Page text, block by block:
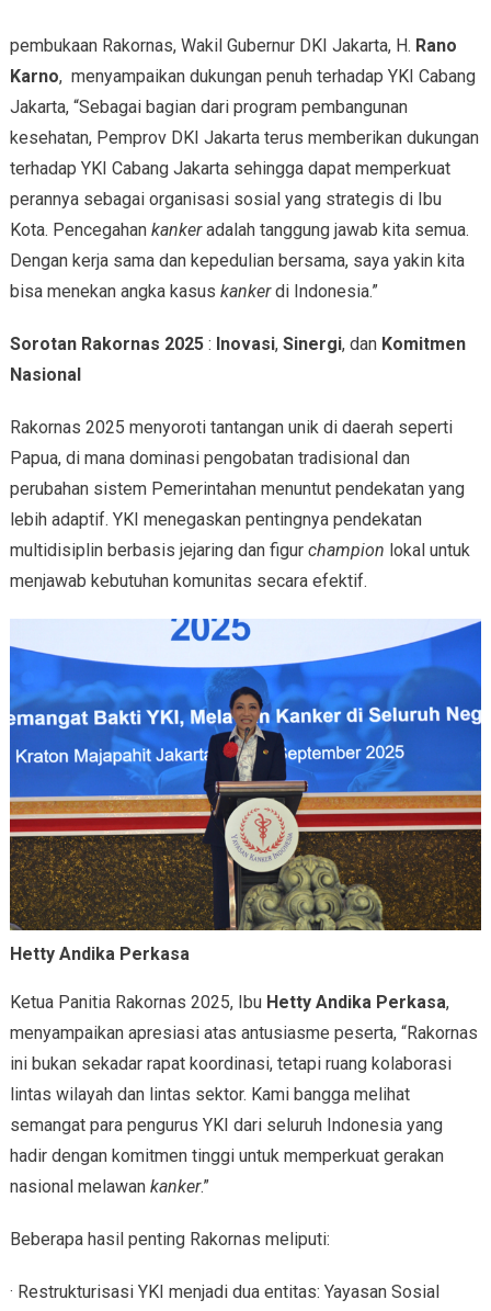
pembukaan Rakornas, Wakil Gubernur DKI Jakarta, H. Rano
Karno, menyampaikan dukungan penuh terhadap YKI Cabang
Jakarta, “Sebagai bagian dari program pembangunan
kesehatan, Pemprov DKI Jakarta terus memberikan dukungan
terhadap YKI Cabang Jakarta sehingga dapat memperkuat
perannya sebagai organisasi sosial yang strategis di Ibu
Kota. Pencegahan kankeradalah tanggung jawab kita semua.
Dengan kerja sama dan kepedulian bersama, saya yakin kita
bisa menekan angka kasus kankerdi Indonesia.”
Sorotan Rakornas 2025 : Inovasi, Sinergi, dan Komitmen
Nasional
Rakornas 2025 menyoroti tantangan unik di daerah seperti
Papua, di mana dominasi pengobatan tradisional dan
perubahan sistem Pemerintahan menuntut pendekatan yang
lebih adaptif. YKI menegaskan pentingnya pendekatan
multidisiplin berbasis jejaring dan figur champion lokal untuk
menjawab kebutuhan komunitas secara efektif.
Hetty Andika Perkasa
Ketua Panitia Rakornas 2025, Ibu Hetty Andika Perkasa,
menyampaikan apresiasi atas antusiasme peserta, “Rakornas
ini bukan sekadar rapat koordinasi, tetapi ruang kolaborasi
lintas wilayah dan lintas sektor. Kami bangga melihat
semangat para pengurus YKI dari seluruh Indonesia yang
hadir dengan komitmen tinggi untuk memperkuat gerakan
nasional melawan kanker.”
Beberapa hasil penting Rakornas meliputi:
· Restrukturisasi YKI menjadi dua entitas: Yayasan Sosial